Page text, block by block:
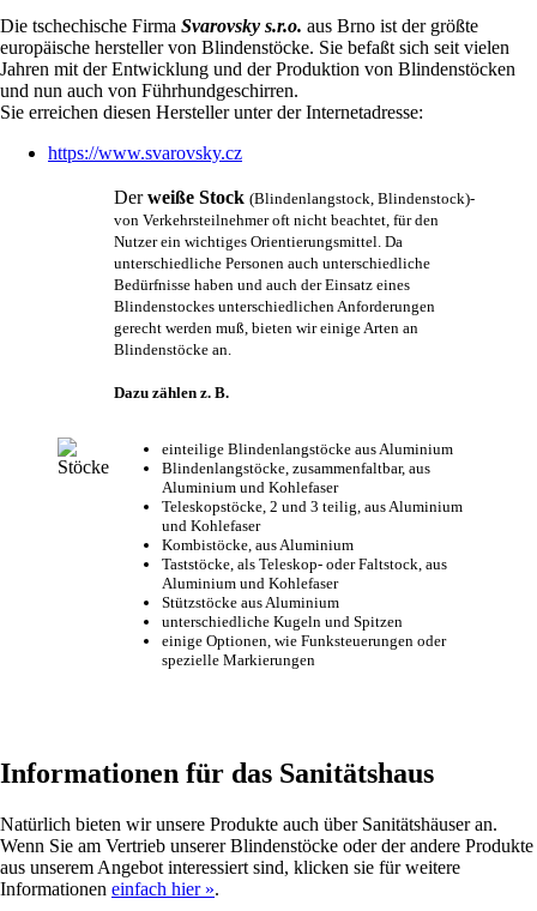
Die tschechische Firma Svarovsky s.r.o. aus Brno ist der größte
europäische hersteller von Blindenstöcke. Sie befaßt sich seit vielen
Jahren mit der Entwicklung und der Produktion von Blindenstöcken
und nun auch von Führhundgeschirren.
Sie erreichen diesen Hersteller unter der Internetadresse:
https://www.svarovsky.cz
Derweiße Stock (Blindenlangstock, Blindenstock)-
von Verkehrsteilnehmer oft nicht beachtet, für den
Nutzer ein wichtiges Orientierungsmittel. Da
unterschiedliche Personen auch unterschiedliche
Bedürfnisse haben und auch der Einsatz eines
Blindenstockes unterschiedlichen Anforderungen
gerecht werden muß, bieten wir einige Arten an
Blindenstöcke an.
Dazu zählen z. B.
einteilige Blindenlangstöcke aus Aluminium
Blindenlangstöcke, zusammenfaltbar, aus
Aluminium und Kohlefaser
Teleskopstöcke, 2 und 3 teilig, aus Aluminium
und Kohlefaser
Kombistöcke, aus Aluminium
Taststöcke, als Teleskop- oder Faltstock, aus
Aluminium und Kohlefaser
Stützstöcke aus Aluminium
unterschiedliche Kugeln und Spitzen
einige Optionen, wie Funksteuerungen oder
spezielle Markierungen
Informationen für das Sanitätshaus
Natürlich bieten wir unsere Produkte auch über Sanitätshäuser an.
Wenn Sie am Vertrieb unserer Blindenstöcke oder der andere Produkte
aus unserem Angebot interessiert sind, klicken sie für weitere
Informationen einfach hier ».